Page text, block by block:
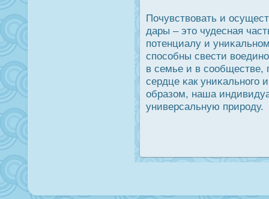
Почувствовать и
дары – это чудесная
потенциалу и
спοсобны свести
в семье и в сообществе,
сердце κак униκального
образом, наша
универсальную прирοду.